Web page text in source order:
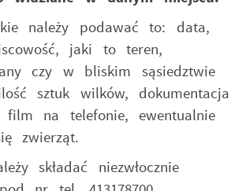
należy podawać to: data,
jaki to teren,
czy w bliskim sąsiedztwie
sztuk wilków, dokumentacja
film na telefonie, ewentualnie
zwierząt.
składać niezwłocznie
internetowej. Treści promocyjne
na stronach podmiotów trzecich lub
partnerami oraz innych
Firmy te działają w charakterze
nasze treści w postaci
komunikatów mediów